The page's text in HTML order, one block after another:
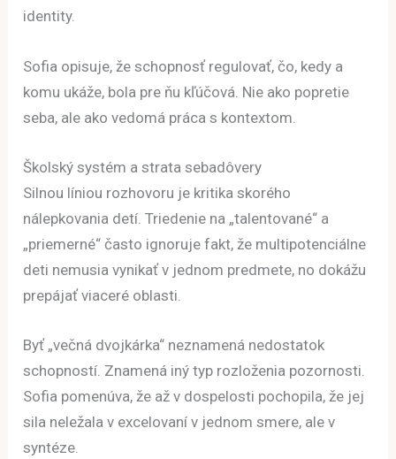
identity.
Sofia opisuje, že schopnosť regulovať, čo, kedy a
komu ukáže, bola pre ňu kľúčová. Nie ako popretie
seba, ale ako vedomá práca s kontextom.
Školský systém a strata sebadôvery
Silnou líniou rozhovoru je kritika skorého
nálepkovania detí. Triedenie na „talentované“ a
„priemerné“ často ignoruje fakt, že multipotenciálne
deti nemusia vynikať v jednom predmete, no dokážu
prepájať viaceré oblasti.
Byť „večná dvojkárka“ neznamená nedostatok
schopností. Znamená iný typ rozloženia pozornosti.
Sofia pomenúva, že až v dospelosti pochopila, že jej
sila neležala v excelovaní v jednom smere, ale v
syntéze.